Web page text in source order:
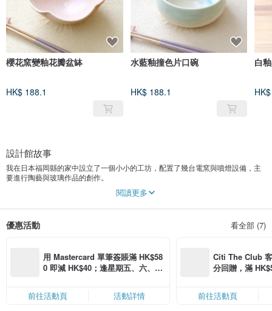
櫻花窯變釉花瓣盆缽
HK$ 188.1
水藍釉撞色片口碗
HK$ 188.1
白
設計館故事
我在日本福岡縣的家中設立了一個小小的工坊，配置了幾台電窯與噴燈設備，主
要進行陶藝與玻璃作品的創作。
因為每一件作品都是純手工製作，無法一次大量生產，但也正因如此，每件作品
都擁有獨自的表情，讓您能細細品味手作特有的溫潤質感。
感到安心的作品，成為您日常生活中那一抹小小的華麗點綴。
學生時代我開始接觸水肺潛水，被水下世界深深吸引並開始攝影，至今已過了十
幾年。從拍攝自然風景到對工藝產生興趣，進而接觸陶土、凝視玻璃，在挑戰各
擁有一種能讓人的心靈放鬆、沖刷沉悶、並點亮溫暖與光明的力量。
閱讀更多
優惠活動 看全部 (7)
用 Mastercard 單筆簽賬滿 HK$58
0 即減 HK$40；逢星期五、六、日
限，額滿即止，僅限「常用信用
卡」結帳）
前往活動頁 活動詳情
Citi The Club
分回贈，滿
前往活動頁